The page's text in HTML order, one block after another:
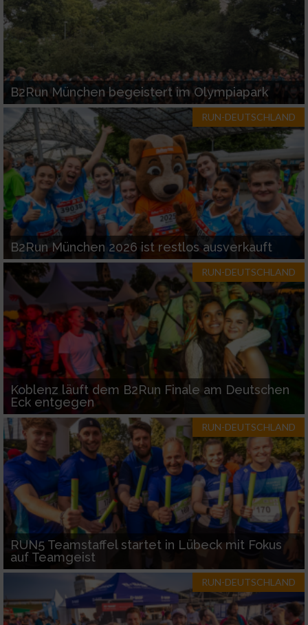
B2Run München begeistert im Olympiapark
RUN-DEUTSCHLAND
B2Run München 2026 ist restlos ausverkauft
RUN-DEUTSCHLAND
Koblenz läuft dem B2Run Finale am Deutschen
Eck entgegen
RUN-DEUTSCHLAND
RUN5 Teamstaffel startet in Lübeck mit Fokus
auf Teamgeist
RUN-DEUTSCHLAND